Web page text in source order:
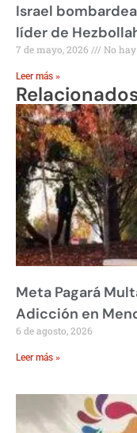
Israel
líder de
7 de mayo, 2026 No
Leer más »
Meta Pagará
Adicción en
6 de agosto, 2026
Leer más »